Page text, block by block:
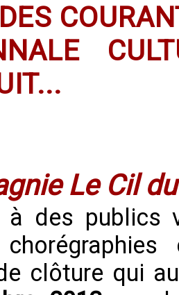
Le Cil
à des publics
clôture qui